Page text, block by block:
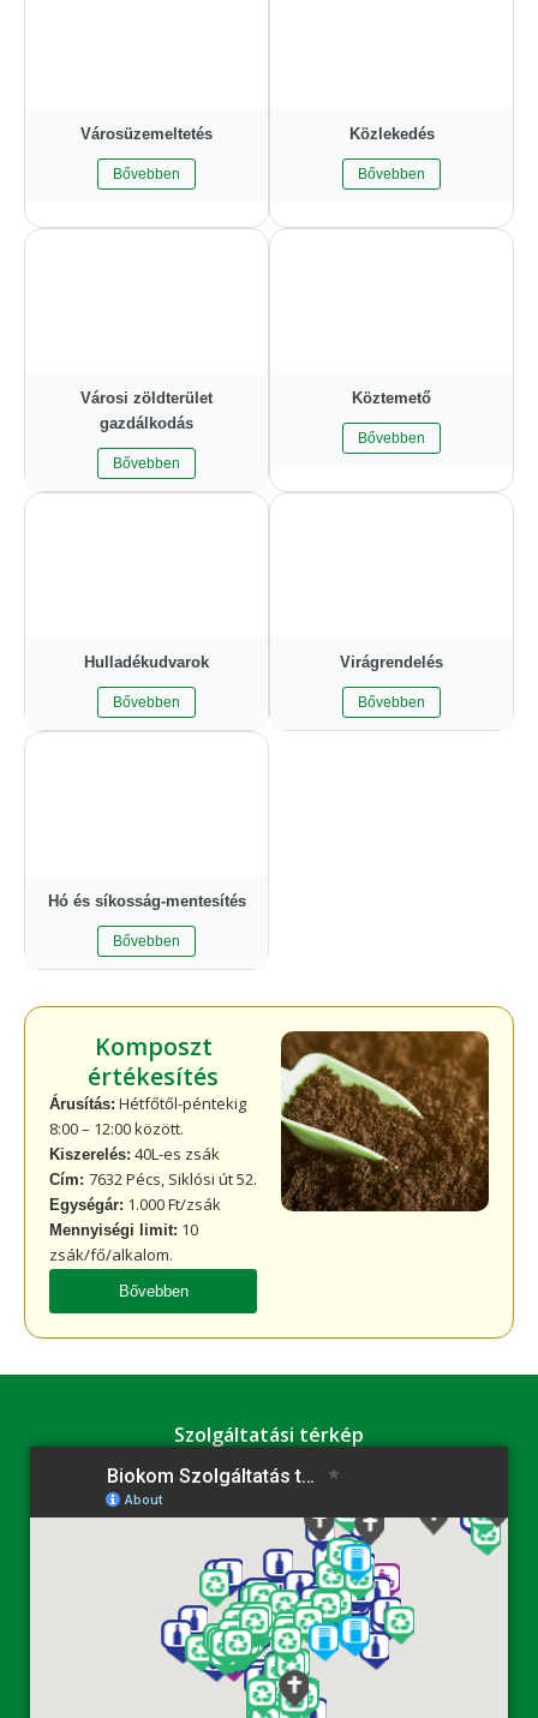
Városüzemeltetés
Bővebben
Közlekedés
Bővebben
Városi zöldterület
gazdálkodás
Bővebben
Köztemető
Bővebben
Hulladékudvarok
Bővebben
Virágrendelés
Bővebben
Hó és síkosság-mentesítés
Bővebben
Komposzt
értékesítés
Árusítás: Hétfőtől-péntekig
8:00 – 12:00 között.
Kiszerelés: 40L-es zsák
Cím: 7632 Pécs, Siklósi út 52.
Egységár: 1.000 Ft/zsák
Mennyiségi limit: 10
zsák/fő/alkalom.
Bővebben
Szolgáltatási térkép